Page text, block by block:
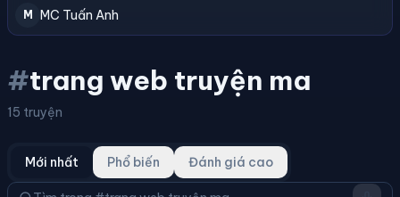
M MC Tuấn Anh
#trang web truyện ma
15 truyện
Mới nhất Phổ biến Đánh giá cao